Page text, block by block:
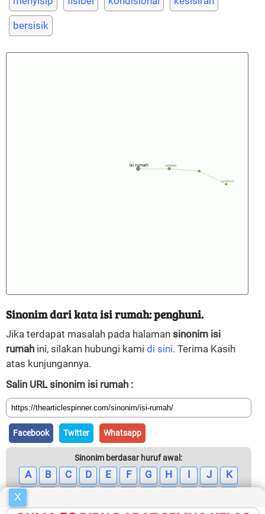
X
bersisik
Sinonim dari kata isi rumah: penghuni.
Jika terdapat masalah pada halaman sinonim isi
rumah ini, silakan hubungi kami di sini. Terima Kasih
atas kunjungannya.
Salin URL sinonim isi rumah :
Facebook Twitter Whatsapp
Sinonim berdasar huruf awal:
A B C D E F G H I J
K